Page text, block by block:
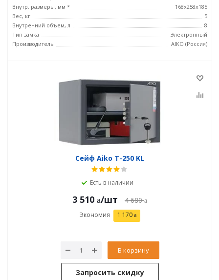
Внутр. размеры, мм *
168x258x185
Вес, кг
5
Внутренний объем, л
8
Тип замка
Электронный
Производитель
AIKO (Россия)
Сейф Aiko T-250 KL
Есть в наличии
3 510 /шт 4 680
Экономия 1 170
В корзину
Запросить скидку